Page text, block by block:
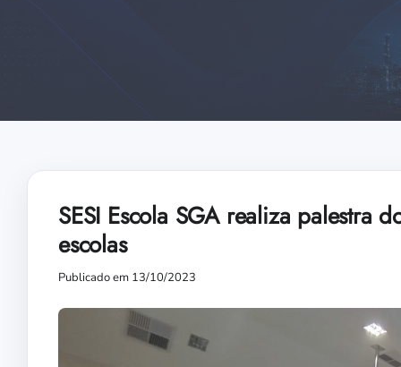
SESI Escola SGA realiza palestra
escolas
Publicado em 13/10/2023